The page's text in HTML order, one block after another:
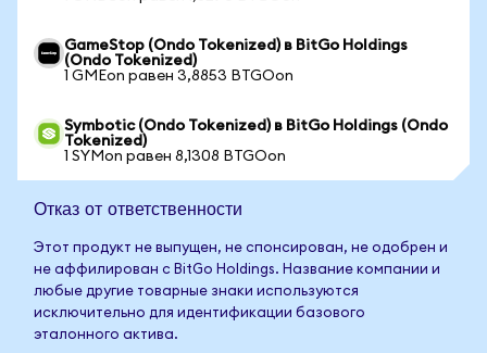
GameStop (Ondo Tokenized) в BitGo Holdings
(Ondo Tokenized)
1 GMEon равен 3,8853 BTGOon
Symbotic (Ondo Tokenized) в BitGo Holdings (Ondo
Tokenized)
1 SYMon равен 8,1308 BTGOon
Отказ от ответственности
Этот продукт не выпущен, не спонсирован, не одобрен и
не аффилирован с BitGo Holdings. Название компании и
любые другие товарные знаки используются
исключительно для идентификации базового
эталонного актива.